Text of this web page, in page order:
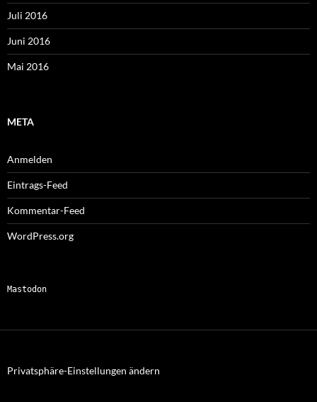
Juli 2016
Juni 2016
Mai 2016
META
Anmelden
Eintrags-Feed
Kommentar-Feed
WordPress.org
Mastodon
Privatsphäre-Einstellungen ändern